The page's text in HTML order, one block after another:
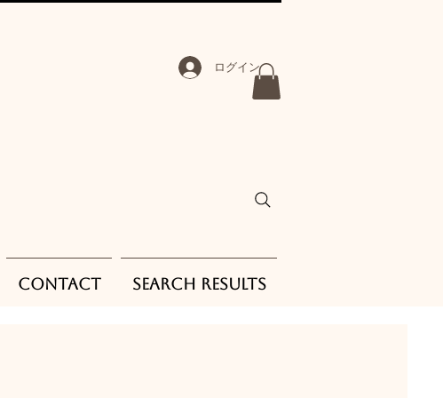
ログイン
Contact Search Results